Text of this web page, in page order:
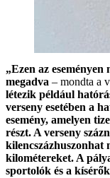
„Ezen az
megadva – mondta a
létezik például
verseny esetében a
esemény, amelyen
részt. A verseny
kilencszázhuszonhat
kilométereket. A
sportolók és a